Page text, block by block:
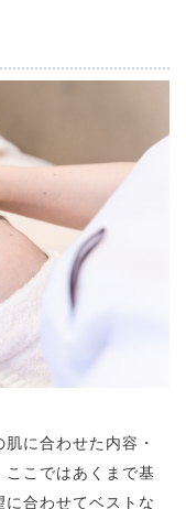
に合わせた内容・
ここではあくまで基
合わせてベストな